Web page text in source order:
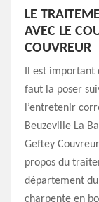
LE
AVEC LE
COUVREUR
Il est important
faut la poser
l’entretenir
Beuzeville La
Geftey
propos du
département
charpente en